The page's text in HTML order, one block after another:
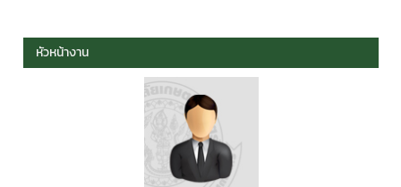
หัวหน้างาน